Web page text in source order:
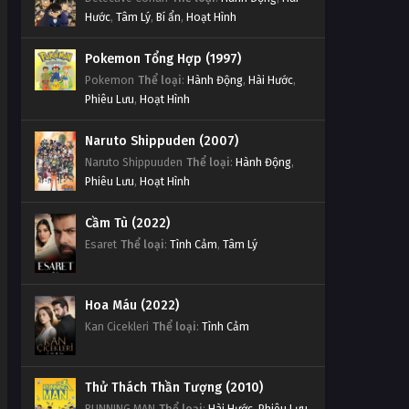
Hước, Tâm Lý, Bí ẩn, Hoạt Hình
Pokemon Tổng Hợp (1997)
Pokemon Thể loại: Hành Động, Hài Hước,
Phiêu Lưu, Hoạt Hình
Naruto Shippuden (2007)
Naruto Shippuuden Thể loại: Hành Động,
Phiêu Lưu, Hoạt Hình
Cầm Tù (2022)
Esaret Thể loại: Tình Cảm, Tâm Lý
Hoa Máu (2022)
Kan Cicekleri Thể loại: Tình Cảm
Thử Thách Thần Tượng (2010)